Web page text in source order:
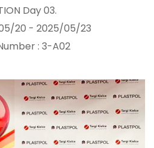
Day 03.
20 - 2025/05/23
: 3-A02